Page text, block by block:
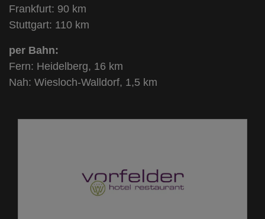
Frankfurt: 90 km
Stuttgart: 110 km
per Bahn:
Fern: Heidelberg, 16 km
Nah: Wiesloch-Walldorf, 1,5 km